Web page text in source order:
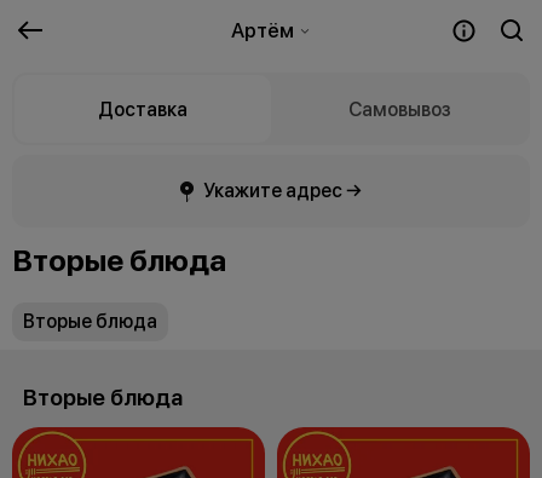
Артём
Доставка Самовывоз
Укажите адрес →
Вторые блюда
Вторые блюда
Вторые блюда